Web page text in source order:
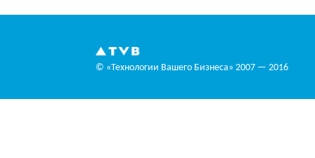
© «Технологии Вашего Бизнеса» 2007 — 2016